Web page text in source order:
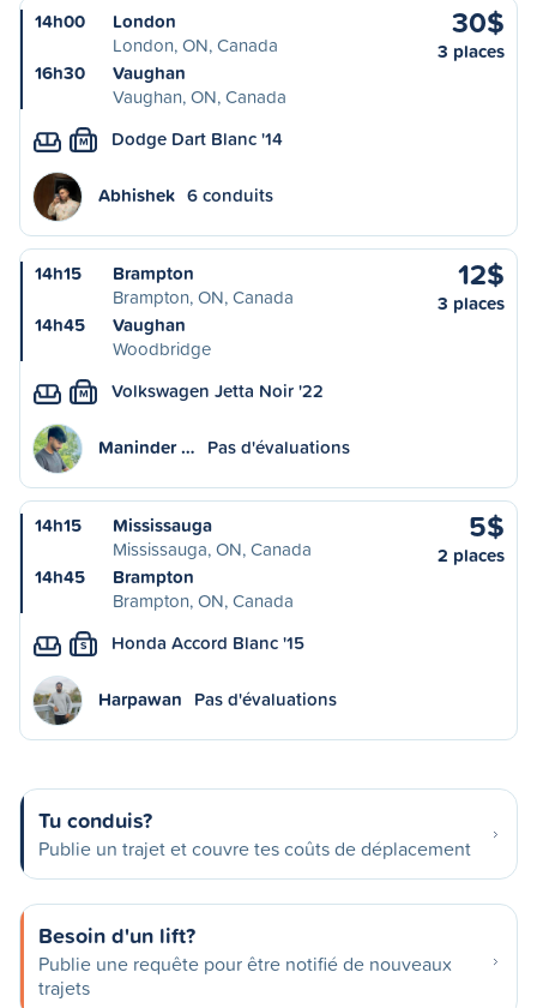
14h00
London
London, ON, Canada
16h30
Vaughan
Vaughan, ON, Canada
30$
3 places
M Dodge Dart Blanc '14
Abhishek 6 conduits
14h15
Brampton
Brampton, ON, Canada
14h45
Vaughan
Woodbridge
12$
3 places
M Volkswagen Jetta Noir '22
Maninder … Pas d'évaluations
14h15
Mississauga
Mississauga, ON, Canada
14h45
Brampton
Brampton, ON, Canada
5$
2 places
S Honda Accord Blanc '15
Harpawan Pas d'évaluations
Tu conduis?
Publie un trajet et couvre tes coûts de déplacement
Besoin d'un lift?
Publie une requête pour être notifié de nouveaux
trajets